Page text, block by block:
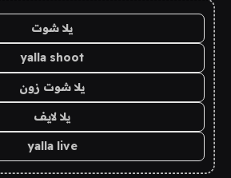
يلا شوت
yalla shoot
يلا شوت زون
يلا لايف
yalla live